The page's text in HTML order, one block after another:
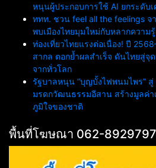
หนุนผู้ประกอบการใช้ AI ยกระดับ
ททท. ชวน feel all the feelings จ
พบเมืองไทยมุมใหม่กับหลากความ
ท่องเที่ยวไทยแรงต่อเนื่อง! ปี
สากล ตอกย้ำผลสำเร็จ ดันไทยสู่จุ
จากทั่วโลก
รัฐบาลหนุน “บุญบั้งไฟพนมไพร” สู่
มรดกวัฒนธรรมอีสาน สร้างมูลค่า
ภูมิใจของชาติ
พื้นที่โฆษณา 062-8929797